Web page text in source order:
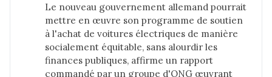
Le nouveau gouvernement allemand pourrait
mettre en œuvre son programme de soutien
à l'achat de voitures électriques de manière
socialement équitable, sans alourdir les
finances publiques, affirme un rapport
commandé par un groupe d'ONG œuvrant